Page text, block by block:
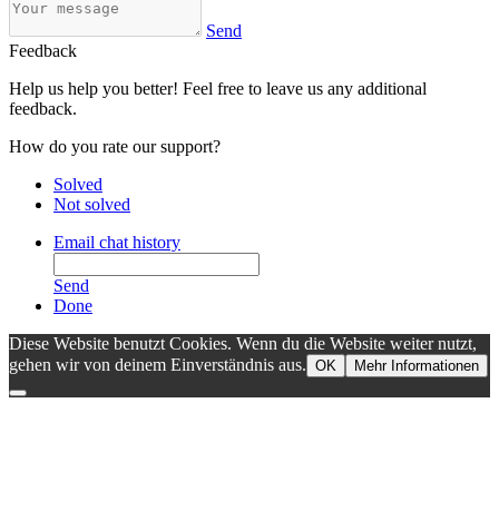
Send
Feedback
Help us help you better! Feel free to leave us any additional
feedback.
How do you rate our support?
Solved
Not solved
Email chat history
Send
Done
Diese Website benutzt Cookies. Wenn du die Website weiter nutzt,
gehen wir von deinem Einverständnis aus. OK Mehr Informationen